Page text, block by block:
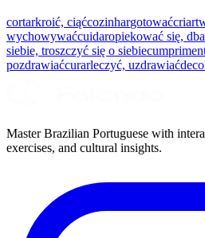
cortarkroić, ciąćcozinhargotowaćcriar
wychowywaćcuidaropiekować się,
siebie, troszczyć się o siebie
pozdrawiaćcurarleczyć, uzdrawiać
Master Brazilian Portuguese with
exercises, and cultural insights.